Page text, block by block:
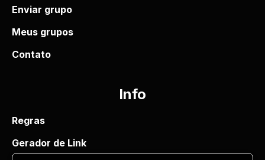
Enviar grupo
Meus grupos
Contato
Info
Regras
Gerador de Link